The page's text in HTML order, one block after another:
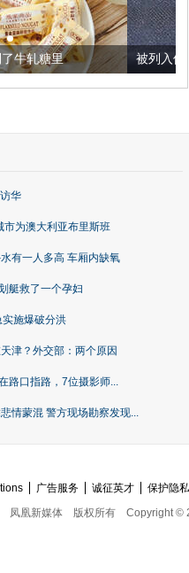
被列入佛家七宝的它到底有多
华
市为澳大利亚布里斯班
有一人多高 车厢内缺氧
艇救了一个孕妇
施爆破分洪
津？外交部：两个原因
路口指路，7位摄影师...
情蒙混 警方现场勘察发现...
广告服务 诚征英才
保护隐
凤凰新媒体
版权所有 Copyright ©